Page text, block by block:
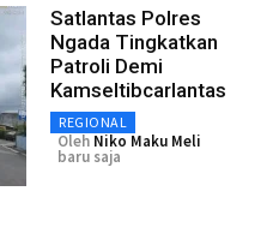
Satlantas Polres
Ngada Tingkatkan
Patroli Demi
Kamseltibcarlantas
REGIONAL
Oleh Niko Maku Meli
baru saja